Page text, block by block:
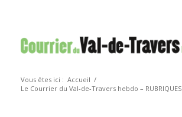
Vous êtes ici : Accueil /
Le Courrier du Val-de-Travers hebdo – RUBRIQUES